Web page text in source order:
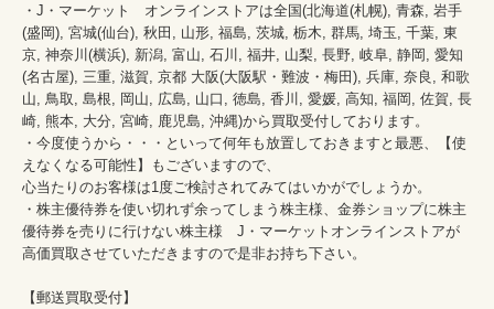
・J・マーケット　オンラインストアは全国(北海道(札幌), 青森, 岩手
(盛岡), 宮城(仙台), 秋田, 山形, 福島, 茨城, 栃木, 群馬, 埼玉, 千葉, 東
京, 神奈川(横浜), 新潟, 富山, 石川, 福井, 山梨, 長野, 岐阜, 静岡, 愛知
(名古屋), 三重, 滋賀, 京都 大阪(大阪駅・難波・梅田), 兵庫, 奈良, 和歌
山, 鳥取, 島根, 岡山, 広島, 山口, 徳島, 香川, 愛媛, 高知, 福岡, 佐賀, 長
崎, 熊本, 大分, 宮崎, 鹿児島, 沖縄)から買取受付しております。
・今度使うから・・・といって何年も放置しておきますと最悪、【使
えなくなる可能性】もございますので、
心当たりのお客様は1度ご検討されてみてはいかがでしょうか。
・株主優待券を使い切れず余ってしまう株主様、金券ショップに株主
優待券を売りに行けない株主様　J・マーケットオンラインストアが
高価買取させていただきますので是非お持ち下さい。